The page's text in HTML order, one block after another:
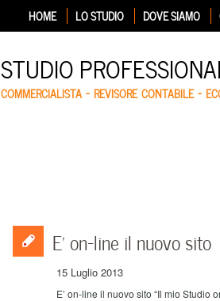
HOME LO STUDIO DOVE SIAMO
STUDIO
COMMERCIALISTA – REVISORE CONTABILE –
E’ on-line il nuovo sito
15 Luglio 2013
E’ on-line il nuovo sito “Il mio Studio